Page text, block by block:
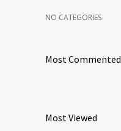
NO CATEGORIES
Most Commented
Most Viewed